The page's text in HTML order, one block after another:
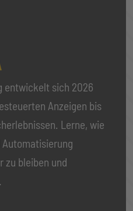
entwickelt sich 2026
Anzeigen bis
Lerne, wie
Automatisierung
zu bleiben und